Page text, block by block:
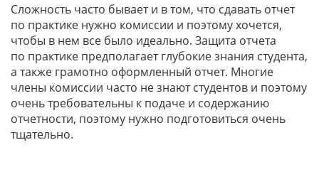
Сложность часто бывает и в том, что сдавать отчет
по практике нужно комиссии и поэтому хочется,
чтобы в нем все было идеально. Защита отчета
по практике предполагает глубокие знания студента,
а также грамотно оформленный отчет. Многие
члены комиссии часто не знают студентов и поэтому
очень требовательны к подаче и содержанию
отчетности, поэтому нужно подготовиться очень
тщательно.